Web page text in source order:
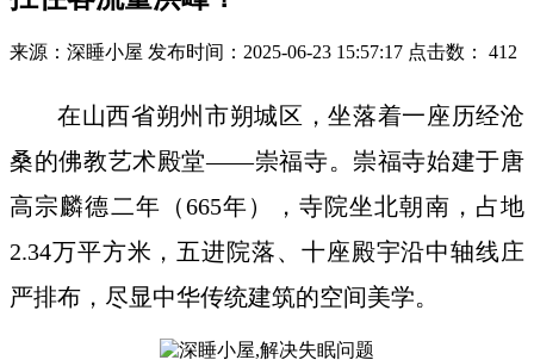
来源：深睡小屋 发布时间：2025-06-23 15:57:17 点击数： 412
在山西省朔州市朔城区，坐落着一座历经沧
桑的佛教艺术殿堂——崇福寺。崇福寺始建于唐
高宗麟德二年（665年），寺院坐北朝南，占地
2.34万平方米，五进院落、十座殿宇沿中轴线庄
严排布，尽显中华传统建筑的空间美学。